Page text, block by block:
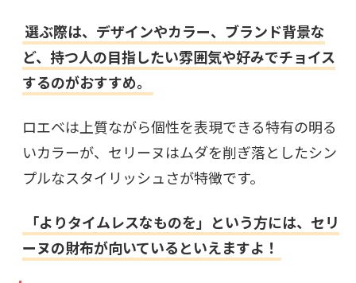
選ぶ際は、デザインやカラー、ブランド背景な
ど、持つ人の目指したい雰囲気や好みでチョイス
するのがおすすめ。
ロエベは上質ながら個性を表現できる特有の明る
いカラーが、セリーヌはムダを削ぎ落としたシン
プルなスタイリッシュさが特徴です。
「よりタイムレスなものを」という方には、セリ
ーヌの財布が向いているといえますよ！